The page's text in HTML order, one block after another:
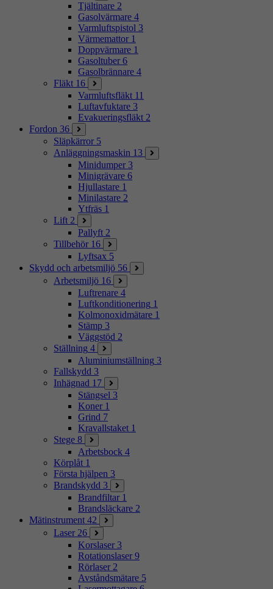
Tjältinare 2
Gasolvärmare 4
Varmluftspistol 3
Värmemattor 1
Doppvärmare 1
Gasoltuber 6
Gasolbrännare 4
Fläkt 16
Varmluftsfläkt 11
Luftavfuktare 3
Evakueringsfläkt 2
Fordon 36
Släpkärror 5
Anläggningsmaskin 13
Minidumper 3
Minigrävare 6
Hjullastare 1
Minilastare 2
Ytfräs 1
Lift 2
Pallyft 2
Tillbehör 16
Lyftsax 5
Skydd och arbetsmiljö 56
Arbetsmiljö 16
Luftrenare 4
Luftkonditionering 1
Kolmonoxidmätare 1
Stämp 3
Väggstöd 2
Ställning 4
Aluminiumställning 3
Fallskydd 3
Inhägnad 17
Stängsel 3
Koner 1
Grind 7
Kravallstaket 1
Stege 8
Arbetsbock 4
Körplåt 1
Första hjälpen 3
Brandskydd 3
Brandfiltar 1
Brandsläckare 2
Mätinstrument 42
Laser 26
Korslaser 3
Rotationslaser 9
Rörlaser 2
Avståndsmätare 5